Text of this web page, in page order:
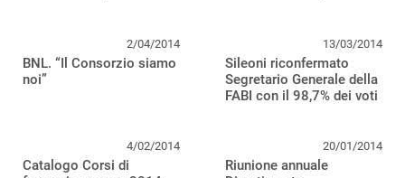
2/04/2014
BNL. “Il Consorzio siamo
noi”
13/03/2014
Sileoni riconfermato
Segretario Generale della
FABI con il 98,7% dei voti
4/02/2014
Catalogo Corsi di
20/01/2014
Riunione annuale